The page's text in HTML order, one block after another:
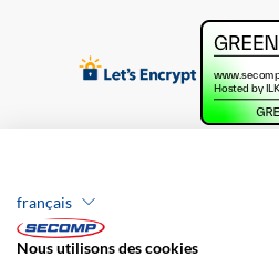
français
Nous utilisons des cookies